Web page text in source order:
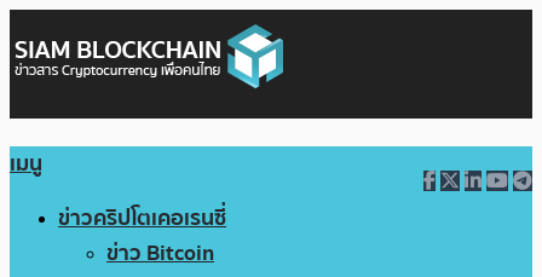
เมนู
ข่าวคริปโตเคอเรนซี่
ข่าว Bitcoin